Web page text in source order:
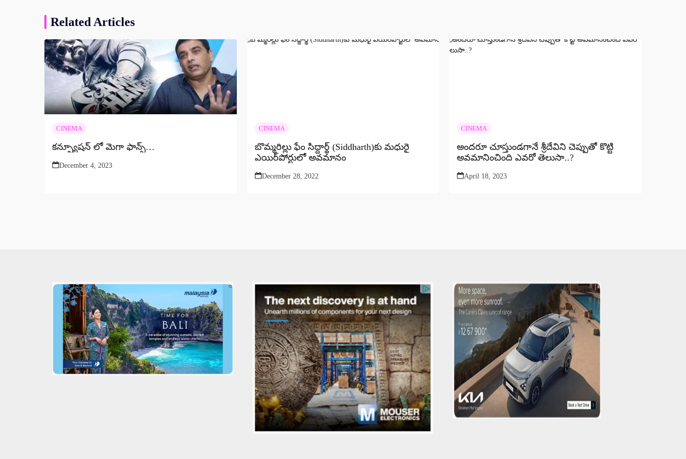
Related Articles
CINEMA
కన్ఫ్యూషన్ లో మెగా ఫాన్స్…
December 4, 2023
CINEMA
బొమ్మరిల్లు ఫేం సిద్దార్థ్‌ (Siddharth)కు మధురై
ఎయిర్‌పోర్టులో అవమానం
December 28, 2022
CINEMA
అందరూ చూస్తుండగానే శ్రీదేవిని చెప్పుతో కొట్టి
అవమానించింది ఎవరో తెలుసా..?
April 18, 2023